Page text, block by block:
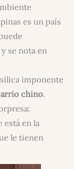
es un país
se nota en
imponente
chino.
está en la
le tienen